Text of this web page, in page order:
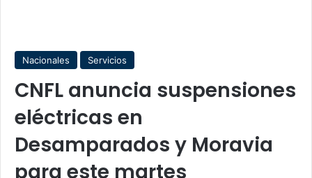
Nacionales Servicios
CNFL anuncia suspensiones
eléctricas en
Desamparados y Moravia
para este martes